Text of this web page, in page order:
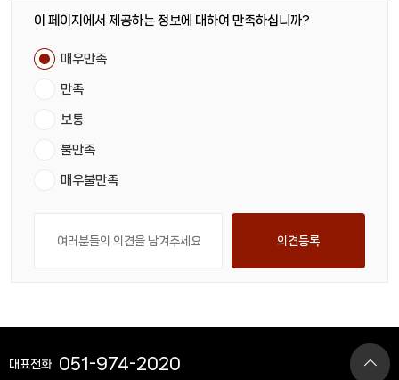
이 페이지에서 제공하는 정보에 대하여 만족하십니까?
매우만족
만족
보통
불만족
매우불만족
의견등록
대표전화 051-974-2020